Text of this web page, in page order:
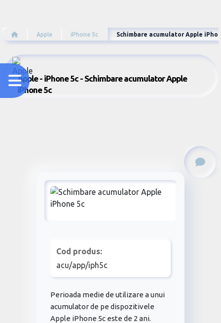
Apple iPhone 5c Schimbare acumulator Apple
Apple - iPhone 5c - Schimbare acumulator Apple
iPhone 5c
Cod produs:
acu/app/iph5c
Perioada medie de utilizare a unui
acumulator de pe dispozitivele
Apple iPhone 5c este de 2 ani.